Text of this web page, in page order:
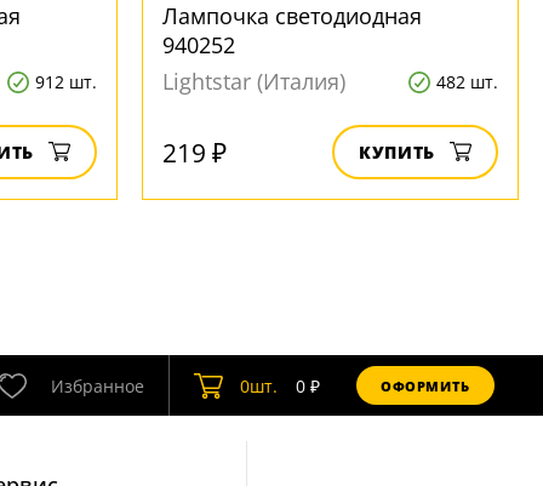
912 шт.
Лампочка светодиодная
940252
Lightstar (Италия)
482 шт.
219 ₽ КУПИТЬ
Избранное 0шт. 0₽ ОФОРМИТЬ